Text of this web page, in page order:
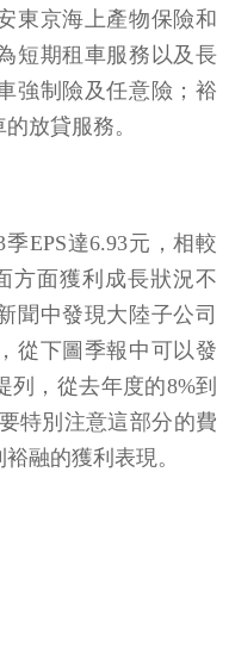
東京海上產物保險和
短期租車服務以及長
強制險及任意險；裕
放貸服務。
EPS達6.93元，相較
方面獲利成長狀況不
聞中發現大陸子公司
從下圖季報中可以發
，從去年度的8%到
特別注意這部分的費
融的獲利表現。